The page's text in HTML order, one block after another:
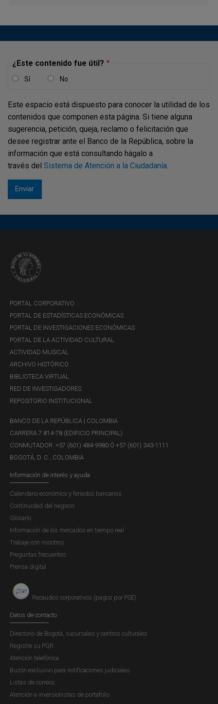
Cuenta.
Emisores.
Registro Cliente.
Vinculación.
Administradores
Canales de atención y soporte
Inquietudes sobre servicios:
Estado y trámite de las solicitudes de información
en el DCV.
Capacitación en el manejo operativo del sistema
DCV.
Apoyo en el cumplimiento de operaciones
registradas en el DCV.
Información sobre normatividad y características
financieras de los títulos valores administrados por
el Banco de la República.
Trámites de vinculación al DCV.
Orientación en la asignación de perfiles del DCV.
Teléfono directo:
Conmutador:
Horario:lunes a viernes de 8:15a. m.
hasta el cierre de operaciones
Correo:ServicioalClienteDFV@banrep.gov.co
¿Este contenido fue útil?
Sí No
Este espacio está dispuesto para conocer la utilidad de los
contenidos que componen esta página. Si tiene alguna
sugerencia, petición, queja, reclamo o felicitación que
desee registrar ante el Banco de la República, sobre la
información que está consultando hágalo a
través del Sistema de Atención a la Ciudadanía
PORTAL CORPORATIVO
PORTAL DE ESTADÍSTICAS ECONÓMICAS
PORTAL DE INVESTIGACIONES ECONÓMICAS
PORTAL DE LA ACTIVIDAD CULTURAL
ACTIVIDAD MUSICAL
ARCHIVO HISTÓRICO
BIBLIOTECA VIRTUAL
RED DE INVESTIGADORES
REPOSITORIO INSTITUCIONAL
BANCO DE LA REPÚBLICA | COLOMBIA
CARRERA 7 #14-78 (EDIFICIO PRINCIPAL)
CONMUTADOR: +57 (601) 484-9980 Ó +57 (601) 343-1111
BOGOTÁ, D. C., COLOMBIA
Información de interés y ayuda
Calendario económico y feriados bancarios
Continuidad del negocio
Glosario
Información de los mercados en tiempo real
Trabaje con nosotros
Preguntas frecuentes
Prensa digital
Recaudos corporativos (pagos por PSE)
Datos de contacto
Directorio de Bogotá, sucursales y centros culturales
Registre su PQR
Atención telefónica
Buzón exclusivo para notificaciones judiciales
Listas de correos
Atención a inversionistas de portafolio